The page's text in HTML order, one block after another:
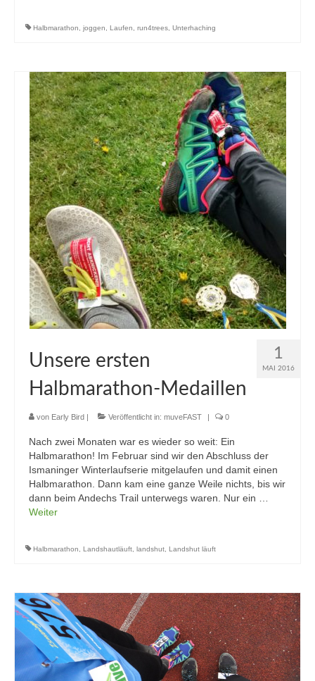
Halbmarathon, joggen, Laufen, run4trees, Unterhaching
1
MAI 2016
Unsere ersten
Halbmarathon-Medaillen
von Early Bird Veröffentlicht in: muveFAST 0
Nach zwei Monaten war es wieder so weit: Ein
Halbmarathon! Im Februar sind wir den Abschluss der
Ismaninger Winterlaufserie mitgelaufen und damit einen
Halbmarathon. Dann kam eine ganze Weile nichts, bis wir
dann beim Andechs Trail unterwegs waren. Nur ein …
Weiter
Halbmarathon, Landshautläuft, landshut, Landshut läuft